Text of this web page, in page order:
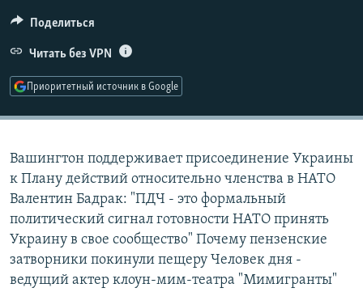
РАСПИСАНИЕ ВЕЩАНИЯ
ПОДПИШИТЕСЬ НА РАССЫЛКУ
СОЦИАЛЬНЫЕ СЕТИ
Все сайты РСЕ/РС
Поделиться
Читать без VPN
Приоритетный источник в Google
Вашингтон поддерживает присоединение Украины
к Плану действий относительно членства в НАТО
Валентин Бадрак: "ПДЧ - это формальный
политический сигнал готовности НАТО принять
Украину в свое сообщество" Почему пензенские
затворники покинули пещеру Человек дня -
ведущий актер клоун-мим-театра "Мимигранты"